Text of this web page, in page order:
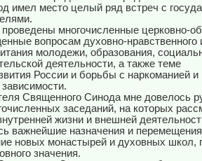
имел место целый ряд встреч с
многочисленные церковно-
вопросам духовно-нравственного
молодежи, образования,
деятельности, а также теме
России и борьбы с наркоманией
Священного Синода мне довелось
заседаний, на которых
жизни и внешней
важнейшие назначения и
новых монастырей и духовных школ,
значения.